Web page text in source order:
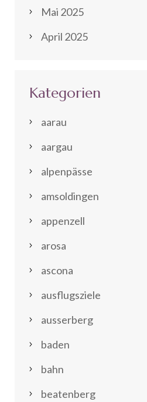
Mai 2025
April 2025
Kategorien
aarau
aargau
alpenpässe
amsoldingen
appenzell
arosa
ascona
ausflugsziele
ausserberg
baden
bahn
beatenberg